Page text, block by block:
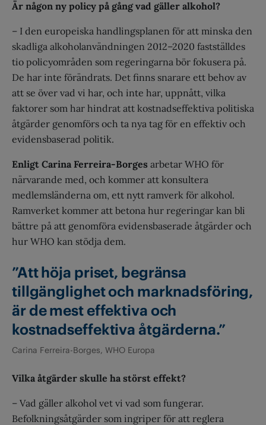
Är någon ny policy på gång vad gäller alkohol?
– I den europeiska handlingsplanen för att minska den
skadliga alkoholanvändningen 2012–2020 fastställdes
tio policyområden som regeringarna bör fokusera på.
De har inte förändrats. Det finns snarare ett behov av
att se över vad vi har, och inte har, uppnått, vilka
faktorer som har hindrat att kostnadseffektiva politiska
åtgärder genomförs och ta nya tag för en effektiv och
evidensbaserad politik.
Enligt Carina Ferreira-Borges arbetar WHO för
närvarande med, och kommer att konsultera
medlemsländerna om, ett nytt ramverk för alkohol.
Ramverket kommer att betona hur regeringar kan bli
bättre på att genomföra evidensbaserade åtgärder och
hur WHO kan stödja dem.
”Att höja priset, begränsa
tillgänglighet och marknadsföring,
är de mest effektiva och
kostnadseffektiva åtgärderna.”
Carina Ferreira-Borges, WHO Europa
Vilka åtgärder skulle ha störst effekt?
– Vad gäller alkohol vet vi vad som fungerar.
Befolkningsåtgärder som ingriper för att reglera